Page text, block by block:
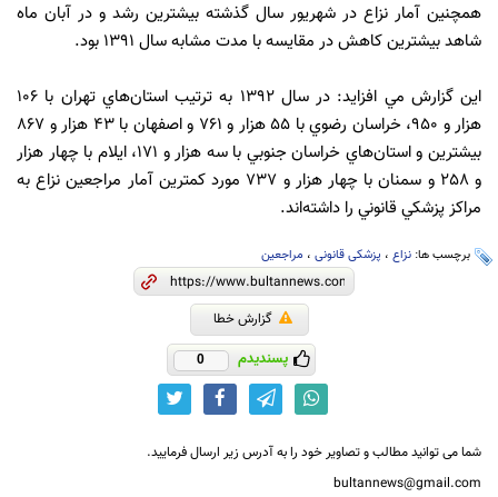
همچنين آمار نزاع در شهريور سال گذشته بيشترين رشد و در آبان ماه
شاهد بيشترين كاهش در مقايسه با مدت مشابه سال 1391 بود.
اين گزارش مي افزايد: در سال 1392 به ترتيب استان‌هاي تهران با 106
هزار و 950،‌ خراسان رضوي با 55 هزار و 761 و اصفهان با 43 هزار و 867
بيشترين و استان‌هاي خراسان جنوبي با سه هزار و 171، ايلام با چهار هزار
و 258 و سمنان با چهار هزار و 737 مورد كمترين آمار مراجعين نزاع به
مراكز پزشكي قانوني را داشته‌اند.
برچسب ها: نزاع ، پزشکی قانونی ، مراجعین
گزارش خطا
پسندیدم 0
شما می توانید مطالب و تصاویر خود را به آدرس زیر ارسال فرمایید.
bultannews@gmail.com